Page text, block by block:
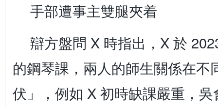
手部遭事主雙腿夾着
辯方盤問 X 時指出，X 於
的鋼琴課，兩人的師生關係在不
伏」，例如 X 初時缺課嚴重，